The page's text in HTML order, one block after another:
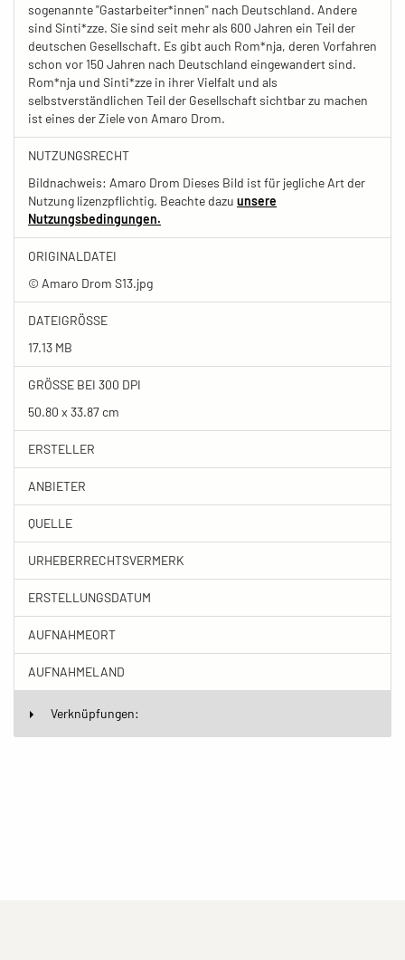
sogenannte "Gastarbeiter*innen" nach Deutschland. Andere
sind Sinti*zze. Sie sind seit mehr als 600 Jahren ein Teil der
deutschen Gesellschaft. Es gibt auch Rom*nja, deren Vorfahren
schon vor 150 Jahren nach Deutschland eingewandert sind.
Rom*nja und Sinti*zze in ihrer Vielfalt und als
selbstverständlichen Teil der Gesellschaft sichtbar zu machen
ist eines der Ziele von Amaro Drom.
NUTZUNGSRECHT
Bildnachweis: Amaro Drom Dieses Bild ist für jegliche Art der
Nutzung lizenzpflichtig. Beachte dazu unsere
Nutzungsbedingungen.
ORIGINALDATEI
© Amaro Drom S13.jpg
DATEIGRÖSSE
17.13 MB
GRÖSSE BEI 300 DPI
50.80 x 33.87 cm
ERSTELLER
ANBIETER
QUELLE
URHEBERRECHTSVERMERK
ERSTELLUNGSDATUM
AUFNAHMEORT
AUFNAHMELAND
Verknüpfungen: